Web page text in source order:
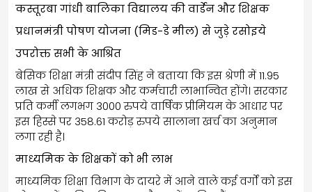
कस्तूरबा गांधी बालिका विद्यालय की वार्डेन और शिक्षक
प्रधानमंत्री पोषण योजना (मिड-डे मील) से जुड़े रसोइये
उपरोक्त सभी के आश्रित
बेसिक शिक्षा मंत्री संदीप सिंह ने बताया कि इस श्रेणी में 11.95
लाख से अधिक शिक्षक और कर्मचारी लाभान्वित होंगे। सरकार
प्रति कर्मी लगभग 3000 रुपये वार्षिक प्रीमियम के आधार पर
इस हिस्से पर 358.61 करोड़ रुपये सालाना खर्च का अनुमान
लगा रही है।
माध्यमिक के शिक्षकों को भी लाभ
माध्यमिक शिक्षा विभाग के दायरे में आने वाले कई वर्गों को इस